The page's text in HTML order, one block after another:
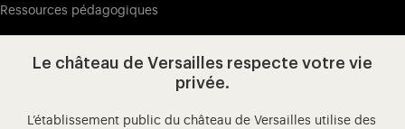
Ressources pédagogiques
Visitez notre Facebook (ouverture
Visitez notre X (ouverture dans un
Visitez notre Instagram
Visitez notre YouTube
Le château de Versailles respecte votre vie
privée.
L’établissement public du château de Versailles utilise des